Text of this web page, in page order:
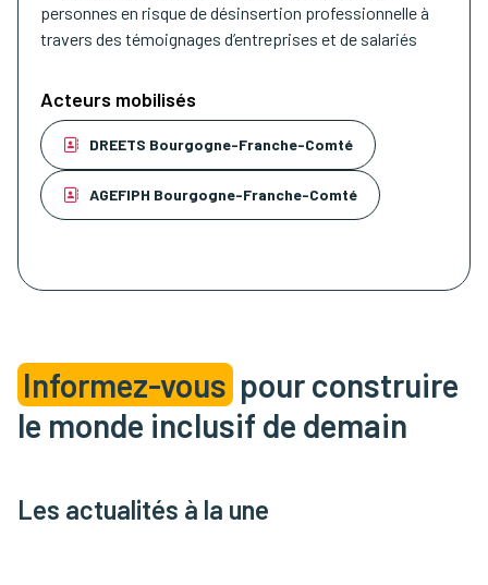
personnes en risque de désinsertion professionnelle à
travers des témoignages d’entreprises et de salariés
Acteurs mobilisés
DREETS Bourgogne-Franche-Comté
AGEFIPH Bourgogne-Franche-Comté
Informez-vouspour construire
le monde inclusif de demain
Les actualités à la une